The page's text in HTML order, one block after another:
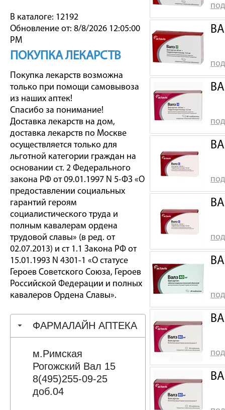
В каталоге: 12192
Обновление от: 8/8/2026 12:05:00
PM
ПОКУПКА ЛЕКАРСТВ
Покупка лекарств возможна
только при помощи самовывоза
из наших аптек!
Спасибо за понимание!
Доставка лекарств на дом,
доставка лекарств по Москве
осуществляется только для
льготной категории граждан на
основании ст. 2 Федерального
закона РФ от 09.01.1997 N 5-ФЗ «О
предоставлении социальных
гарантий героям
социалистического труда и
полным кавалерам ордена
трудовой славы» (в ред. от
02.07.2013) и ст 1.1 Закона РФ от
15.01.1993 N 4301-1 «О статусе
Героев Советского Союза, Героев
Российской Федерации и полных
кавалеров Ордена Славы».
ФАРМАЛАЙН АПТЕКА
м.Римская
Рогожский Вал 15
8(495)255-09-25
доб.04